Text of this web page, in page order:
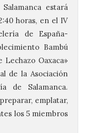
estará
horas, en el IV
de España-
Bambú
Lechazo Oaxaca»
de la Asociación
de Salamanca.
emplatar,
los 5 miembros